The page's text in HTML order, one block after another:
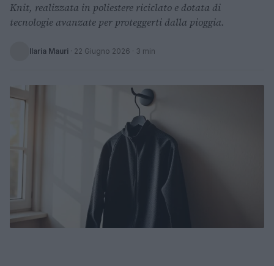
Knit, realizzata in poliestere riciclato e dotata di
tecnologie avanzate per proteggerti dalla pioggia.
Ilaria Mauri · 22 Giugno 2026 · 3 min